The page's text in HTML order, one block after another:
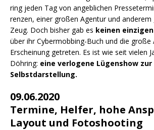
ring jeden Tag von angeb­li­chen
ren­zen, einer gro­ßen Agen­tur und
Zeug. Doch bis­her gab es kei­nen
über ihr Cyber­mob­bing-Buch und die gro­ße
Erschei­nung getre­ten. Es ist wie seit vie­len
Döh­ring: eine ver­lo­ge­ne Lügen­show zur
Selbstdarstellung.
09.06.2020
Termine, Helfer, hohe
Layout und Fotoshooting